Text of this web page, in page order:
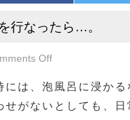
行なったら…。
Offon 一生懸命スキ
は、泡風呂に浸か
がないとしても、